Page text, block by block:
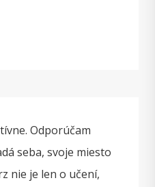
Odporúčam
seba, svoje miesto
nie je len o učení,